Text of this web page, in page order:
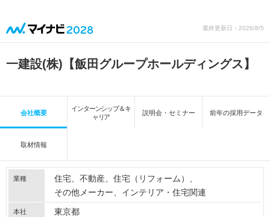
最終更新日：2026/8/5
一建設(株)【飯田グループホールディングス】
会社概要
インターンシップ＆キ
ャリア
説明会・セミナー 前年の採用データ
取材情報
業種 住宅 不動産
住宅（リフォーム）
その他メーカー
インテリア・住宅関連
本社 東京都